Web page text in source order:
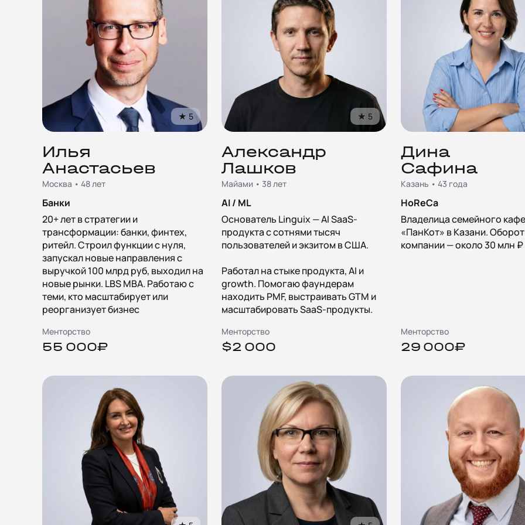
★ 5
Илья
Анастасьев
Москва • 48 лет
Банки
20+ лет в стратегии и
трансформации: банки, финтех,
ритейл. Строил функции с нуля,
запускал новые направления с
выручкой 100 млрд руб, выходил на
новые рынки. LBS MBA. Работаю с
теми, кто масштабирует или
реорганизует бизнес
Менторство
55 000₽
★ 5
Александр
Лашков
Майами • 38 лет
AI / ML
Основатель Linguix — AI SaaS-
продукта с сотнями тысяч
пользователей и экзитом в США.
Работал на стыке продукта, AI и
growth. Помогаю фаундерам
находить PMF, выстраивать GTM и
масштабировать SaaS-продукты.
Менторство
$2 000
Дина
Сафина
Казань • 43 года
HoReCa
Владелица семейного кафе
«ПанКот» в Казани. Оборот
компании — около 30 млн ₽
Менторство
29 000₽